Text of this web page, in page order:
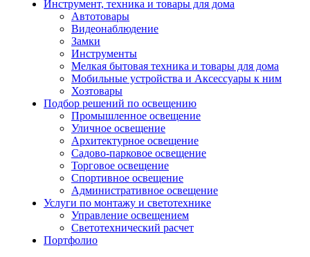
Инструмент, техника и товары для дома
Автотовары
Видеонаблюдение
Замки
Инструменты
Мелкая бытовая техника и товары для дома
Мобильные устройства и Аксессуары к ним
Хозтовары
Подбор решений по освещению
Промышленное освещение
Уличное освещение
Архитектурное освещение
Садово-парковое освещение
Торговое освещение
Спортивное освещение
Административное освещение
Услуги по монтажу и светотехнике
Управление освещением
Светотехнический расчет
Портфолио